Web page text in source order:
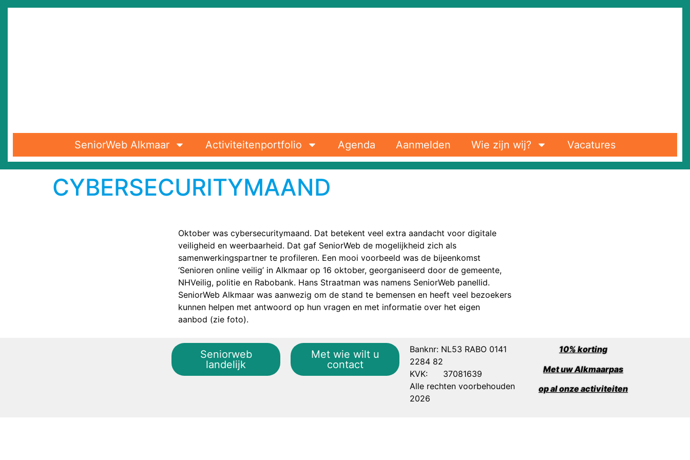
SeniorWeb Alkmaar Activiteitenportfolio Agenda Aanmelden Wie zijn wij? Vacatures
CYBERSECURITYMAAND
Oktober was cybersecuritymaand. Dat betekent veel extra aandacht voor digitale
veiligheid en weerbaarheid. Dat gaf SeniorWeb de mogelijkheid zich als
samenwerkingspartner te profileren. Een mooi voorbeeld was de bijeenkomst
‘Senioren online veilig’ in Alkmaar op 16 oktober, georganiseerd door de gemeente,
NHVeilig, politie en Rabobank. Hans Straatman was namens SeniorWeb panellid.
SeniorWeb Alkmaar was aanwezig om de stand te bemensen en heeft veel bezoekers
kunnen helpen met antwoord op hun vragen en met informatie over het eigen
aanbod (zie foto).
Seniorweb
landelijk
Met wie wilt u
contact
Banknr: NL53 RABO 0141
2284 82
KVK: 37081639
Alle rechten voorbehouden
2026
10% korting
Met uw Alkmaarpas
op al onze activiteiten